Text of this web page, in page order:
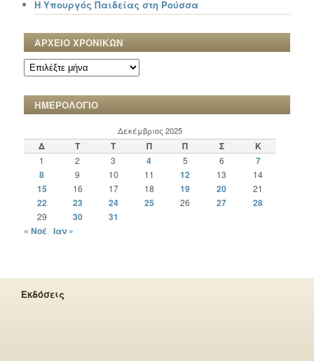
Η Υπουργός Παιδείας στη Ρούσσα
ΑΡΧΕΙΟ ΧΡΟΝΙΚΩΝ
ΑΡΧΕΙΟ
ΧΡΟΝΙΚΩΝ
ΗΜΕΡΟΛΟΓΙΟ
Δεκέμβριος 2025
Δ Τ Τ Π Π Σ Κ
1 2 3 4 5 6
7
8
9 10 11 12 13 14
15 16 17 18 19 20 21
22 23 24 25 26 27 28
29 30
31
« Νοέ Ιαν »
Εκδόσεις